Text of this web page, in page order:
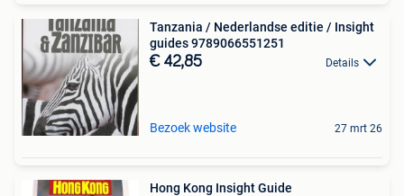
Tanzania / Nederlandse editie / Insight
guides 9789066551251
€ 42,85 Details
Bezoek website 27 mrt 26
Hong Kong Insight Guide